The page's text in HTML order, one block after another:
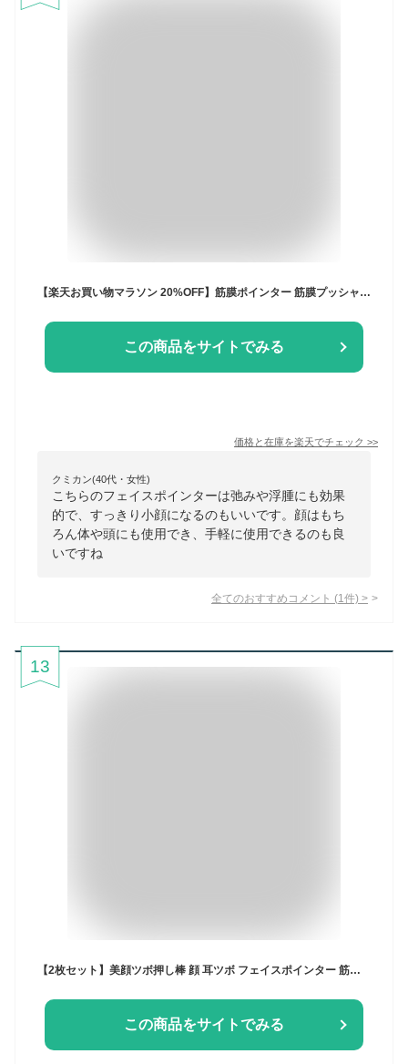
【楽天お買い物マラソン 20%OFF】筋膜ポインター 筋膜プッシャー ツボ押し マッサージ 美筋 セルフケア フェイスプッシャー フェイスポインター たるみ むくみ 目元 首筋 コリ 小顔 スッキリ 顔 頭 体 手軽 ケア BODY MAGIC
この商品をサイトでみる
価格と在庫を楽天でチェック >>
クミカン(40代・女性)
こちらのフェイスポインターは弛みや浮腫にも効果
的で、すっきり小顔になるのもいいです。顔はもち
ろん体や頭にも使用でき、手軽に使用できるのも良
いですね
全てのおすすめコメント (1 件) >
13
【2枚セット】美顔ツボ押し棒 顔 耳ツボ フェイスポインター 筋膜リリース リラックス フェイス ポインター 顔ツボ棒 トリガーポイント 指圧棒 ステンレス 筋肉 自宅 足裏ペン型美顔器
この商品をサイトでみる